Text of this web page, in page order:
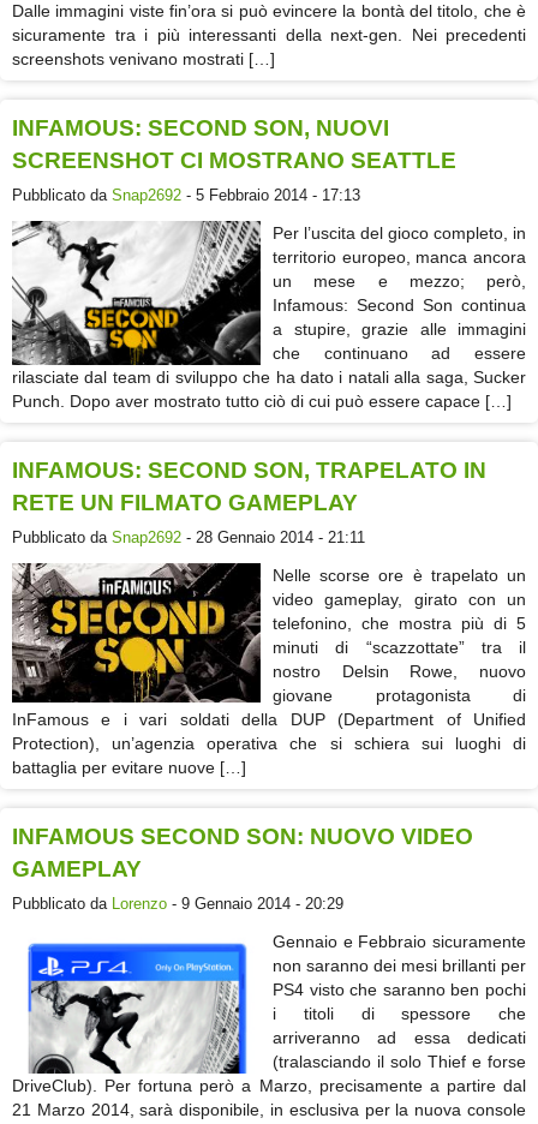
Dalle immagini viste fin’ora si può evincere la bontà del titolo, che è
sicuramente tra i più interessanti della next-gen. Nei precedenti
screenshots venivano mostrati […]
INFAMOUS: SECOND SON, NUOVI
SCREENSHOT CI MOSTRANO SEATTLE
Pubblicato da Snap2692 - 5 Febbraio 2014 - 17:13
Per l’uscita del gioco completo, in
territorio europeo, manca ancora
un mese e mezzo; però,
Infamous: Second Son continua
a stupire, grazie alle immagini
che continuano ad essere
rilasciate dal team di sviluppo che ha dato i natali alla saga, Sucker
Punch. Dopo aver mostrato tutto ciò di cui può essere capace […]
INFAMOUS: SECOND SON, TRAPELATO IN
RETE UN FILMATO GAMEPLAY
Pubblicato da Snap2692 - 28 Gennaio 2014 - 21:11
Nelle scorse ore è trapelato un
video gameplay, girato con un
telefonino, che mostra più di 5
minuti di “scazzottate” tra il
nostro Delsin Rowe, nuovo
giovane protagonista di
InFamous e i vari soldati della DUP (Department of Unified
Protection), un’agenzia operativa che si schiera sui luoghi di
battaglia per evitare nuove […]
INFAMOUS SECOND SON: NUOVO VIDEO
GAMEPLAY
Pubblicato da Lorenzo - 9 Gennaio 2014 - 20:29
Gennaio e Febbraio sicuramente
non saranno dei mesi brillanti per
PS4 visto che saranno ben pochi
i titoli di spessore che
arriveranno ad essa dedicati
(tralasciando il solo Thief e forse
DriveClub). Per fortuna però a Marzo, precisamente a partire dal
21 Marzo 2014, sarà disponibile, in esclusiva per la nuova console